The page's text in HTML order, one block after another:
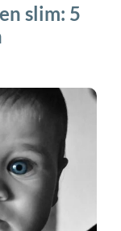
slim: 5